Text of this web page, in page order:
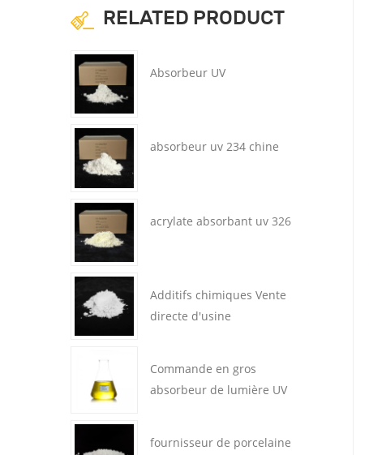
RELATED PRODUCT
Absorbeur UV
absorbeur uv 234 chine
acrylate absorbant uv 326
Additifs chimiques Vente
directe d'usine
Commande en gros
absorbeur de lumière UV
fournisseur de porcelaine